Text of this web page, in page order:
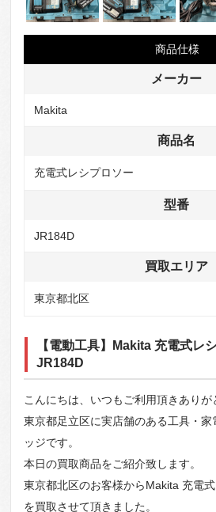
商品仕様
メーカー
Makita
商品名
充電式レシプロソー
型番
JR184D
買取エリア
東京都北区
【電動工具】Makita 充電式レ
JR184D
こんにちは、いつもご利用頂きありが
東京都足立区に実店舗のある工具・
ッジです。
本日の買取商品をご紹介致します。
東京都北区のお客様からMakita 充電
を買取させて頂きました。